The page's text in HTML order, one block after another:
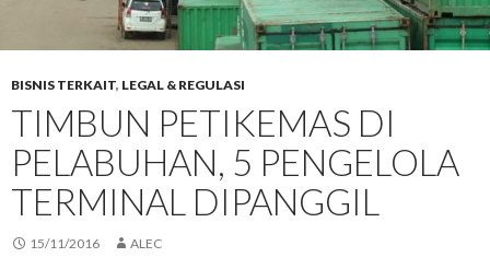
BISNIS TERKAIT, LEGAL & REGULASI
TIMBUN PETIKEMAS DI
PELABUHAN, 5 PENGELOLA
TERMINAL DIPANGGIL
15/11/2016 ALEC